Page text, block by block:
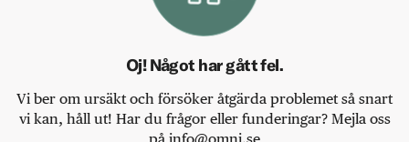
Oj! Något har gått fel.
Vi ber om ursäkt och försöker åtgärda problemet så snart
vi kan, håll ut! Har du frågor eller funderingar? Mejla oss